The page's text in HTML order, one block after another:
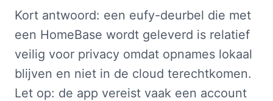
Kort antwoord: een eufy-deurbel die met
een HomeBase wordt geleverd is relatief
veilig voor privacy omdat opnames lokaal
blijven en niet in de cloud terechtkomen.
Let op: de app vereist vaak een account